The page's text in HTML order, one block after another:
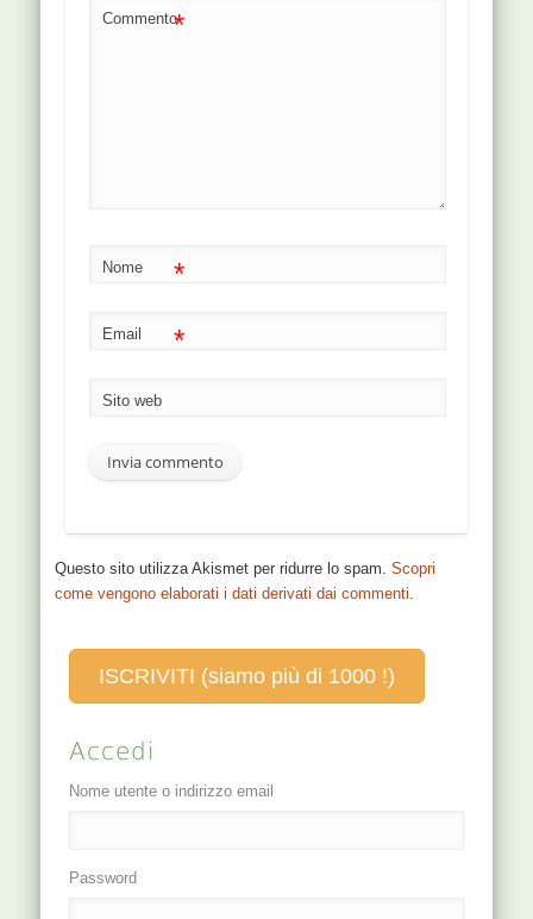
Commento*
Nome *
Email *
Sito web
Questo sito utilizza Akismet per ridurre lo spam.Scopri
come vengono elaborati i dati derivati dai commenti
ISCRIVITI (siamo più di 1000 !)
Accedi
Nome utente o indirizzo email
Password